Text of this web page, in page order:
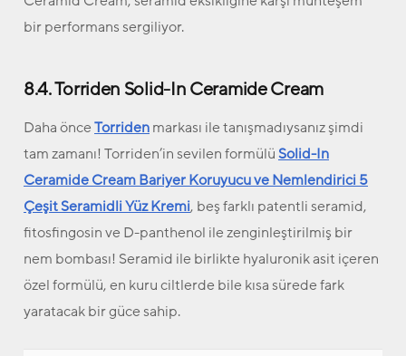
bir performans sergiliyor.
8.4. Torriden Solid-In Ceramide Cream
Daha önceTorridenmarkası ile tanışmadıysanız şimdi
tam zamanı! Torriden’in sevilen formülüSolid-In
Ceramide Cream Bariyer Koruyucu ve Nemlendirici 5
Çeşit Seramidli Yüz Kremi, beş farklı patentli seramid,
fitosfingosin ve D-panthenol ile zenginleştirilmiş bir
nem bombası! Seramid ile birlikte hyaluronik asit içeren
özel formülü, en kuru ciltlerde bile kısa sürede fark
yaratacak bir güce sahip.